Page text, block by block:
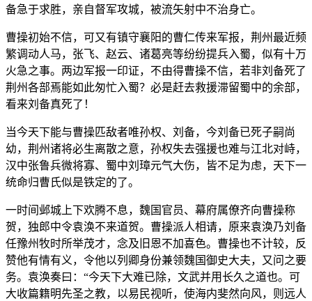
备急于求胜，亲自督军攻城，被流矢射中不治身亡。
曹操初始不信，可又有镇守襄阳的曹仁传来军报，荆州最近频
繁调动人马，张飞、赵云、诸葛亮等纷纷提兵入蜀，似有十万
火急之事。两边军报一印证，不由得曹操不信，若非刘备死了
荆州各部焉能如此匆忙入蜀？必是赶去救援滞留蜀中的余部，
看来刘备真死了！
当今天下能与曹操匹敌者唯孙权、刘备，今刘备已死子嗣尚
幼，荆州诸将必生离散之意，孙权失去强援也难与江北对峙，
汉中张鲁兵微将寡、蜀中刘璋元气大伤，皆不足为虑，天下一
统命归曹氏似是铁定的了。
一时间邺城上下欢腾不息，魏国官员、幕府属僚齐向曹操称
贺，独郎中令袁涣不来道贺。曹操派人相请，原来袁涣乃刘备
任豫州牧时所举茂才，念及旧恩不加喜色。曹操也不计较，反
赞他有情有义，令他以列卿身份兼领魏国御史大夫，又问之要
务。袁涣奏曰：“今天下大难已除，文武并用长久之道也。可
大收篇籍明先圣之教，以易民视听，使海内斐然向风，则远人